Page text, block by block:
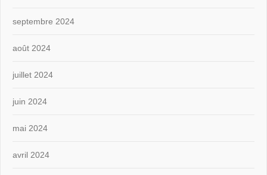
septembre 2024
août 2024
juillet 2024
juin 2024
mai 2024
avril 2024